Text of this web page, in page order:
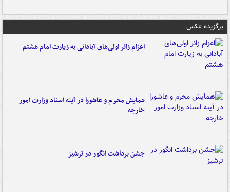
برگزیده عکس
اعزام زائر اولی‌های آبادانی به زیارت امام هشتم
همایش محرم و عاشورا در آینه اسناد وزارت امور
خارجه
جشن برداشت انگور در ترشیز